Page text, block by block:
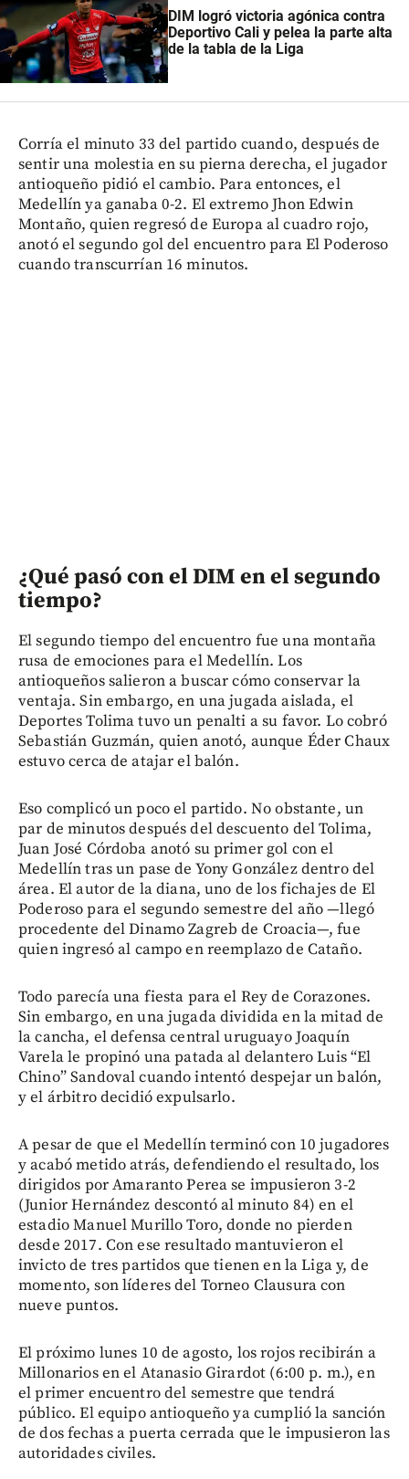
DIM logró victoria agónica contra
Deportivo Cali y pelea la parte alta
de la tabla de la Liga
Corría el minuto 33 del partido cuando, después de
sentir una molestia en su pierna derecha, el jugador
antioqueño pidió el cambio. Para entonces, el
Medellín ya ganaba 0-2. El extremo Jhon Edwin
Montaño, quien regresó de Europa al cuadro rojo,
anotó el segundo gol del encuentro para El Poderoso
cuando transcurrían 16 minutos.
¿Qué pasó con el DIM en el segundo
tiempo?
El segundo tiempo del encuentro fue una montaña
rusa de emociones para el Medellín. Los
antioqueños salieron a buscar cómo conservar la
ventaja. Sin embargo, en una jugada aislada, el
Deportes Tolima tuvo un penalti a su favor. Lo cobró
Sebastián Guzmán, quien anotó, aunque Éder Chaux
estuvo cerca de atajar el balón.
Eso complicó un poco el partido. No obstante, un
par de minutos después del descuento del Tolima,
Juan José Córdoba anotó su primer gol con el
Medellín tras un pase de Yony González dentro del
área. El autor de la diana, uno de los fichajes de El
Poderoso para el segundo semestre del año —llegó
procedente del Dinamo Zagreb de Croacia—, fue
quien ingresó al campo en reemplazo de Cataño.
Todo parecía una fiesta para el Rey de Corazones.
Sin embargo, en una jugada dividida en la mitad de
la cancha, el defensa central uruguayo Joaquín
Varela le propinó una patada al delantero Luis “El
Chino” Sandoval cuando intentó despejar un balón,
y el árbitro decidió expulsarlo.
A pesar de que el Medellín terminó con 10 jugadores
y acabó metido atrás, defendiendo el resultado, los
dirigidos por Amaranto Perea se impusieron 3-2
(Junior Hernández descontó al minuto 84) en el
estadio Manuel Murillo Toro, donde no pierden
desde 2017. Con ese resultado mantuvieron el
invicto de tres partidos que tienen en la Liga y, de
momento, son líderes del Torneo Clausura con
nueve puntos.
El próximo lunes 10 de agosto, los rojos recibirán a
Millonarios en el Atanasio Girardot (6:00 p. m.), en
el primer encuentro del semestre que tendrá
público. El equipo antioqueño ya cumplió la sanción
de dos fechas a puerta cerrada que le impusieron las
autoridades civiles.